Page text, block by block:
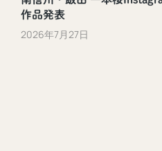
作品発表
2026年7月27日